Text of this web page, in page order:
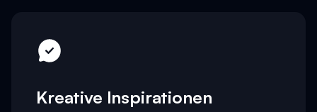
Kreative Inspirationen